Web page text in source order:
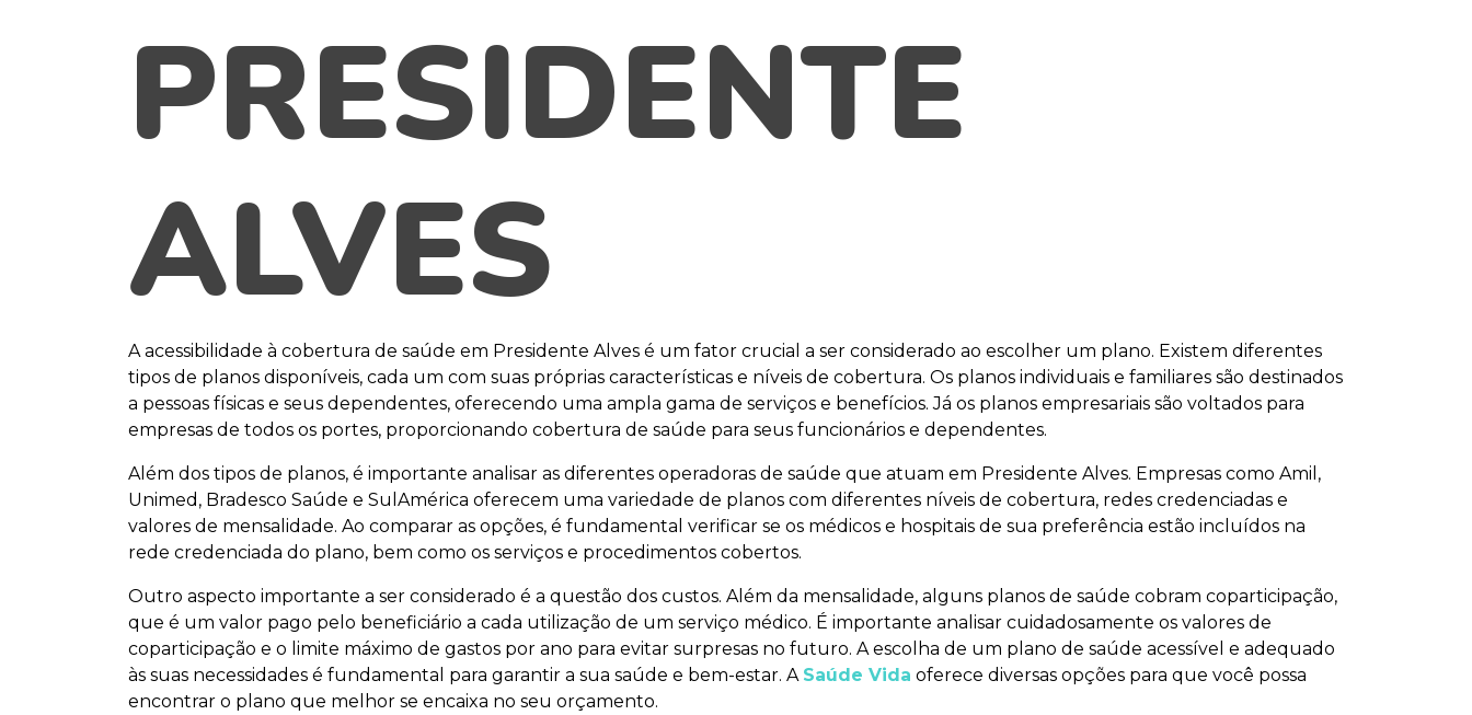
PRESIDENTE
ALVES
A acessibilidade à cobertura de saúde em Presidente Alves é um fator crucial a ser considerado ao escolher um plano. Existem diferentes
tipos de planos disponíveis, cada um com suas próprias características e níveis de cobertura. Os planos individuais e familiares são destinados
a pessoas físicas e seus dependentes, oferecendo uma ampla gama de serviços e benefícios. Já os planos empresariais são voltados para
empresas de todos os portes, proporcionando cobertura de saúde para seus funcionários e dependentes.
Além dos tipos de planos, é importante analisar as diferentes operadoras de saúde que atuam em Presidente Alves. Empresas como Amil,
Unimed, Bradesco Saúde e SulAmérica oferecem uma variedade de planos com diferentes níveis de cobertura, redes credenciadas e
valores de mensalidade. Ao comparar as opções, é fundamental verificar se os médicos e hospitais de sua preferência estão incluídos na
rede credenciada do plano, bem como os serviços e procedimentos cobertos.
Outro aspecto importante a ser considerado é a questão dos custos. Além da mensalidade, alguns planos de saúde cobram coparticipação,
que é um valor pago pelo beneficiário a cada utilização de um serviço médico. É importante analisar cuidadosamente os valores de
coparticipação e o limite máximo de gastos por ano para evitar surpresas no futuro. A escolha de um plano de saúde acessível e adequado
às suas necessidades é fundamental para garantir a sua saúde e bem-estar. A Saúde Vida oferece diversas opções para que você possa
encontrar o plano que melhor se encaixa no seu orçamento.